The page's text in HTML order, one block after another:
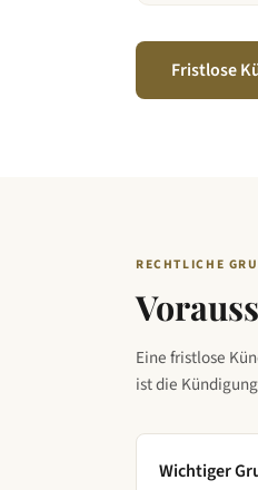
Fristlose
RECHTLICHE
Eine fristlose
ist die
Wichtiger